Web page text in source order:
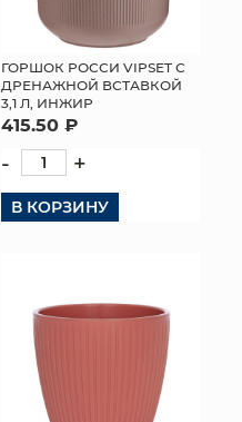
ГОРШОК РОССИ VIPSET С
ДРЕНАЖНОЙ ВСТАВКОЙ
3,1 Л, ИНЖИР
415.50 ₽
- +
В КОРЗИНУ